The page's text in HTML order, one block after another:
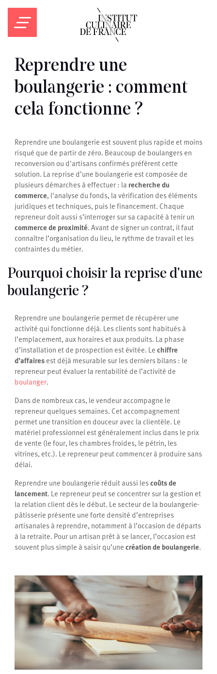
Reprendre une
boulangerie : comment
cela fonctionne ?
Reprendre une boulangerie est souvent plus rapide et moins
risqué que de partir de zéro. Beaucoup de boulangers en
reconversion ou d'artisans confirmés préfèrent cette
solution. La reprise d’une boulangerie est composée de
plusieurs démarches à effectuer : la recherche du
commerce, l'analyse du fonds, la vérification des éléments
juridiques et techniques, puis le financement. Chaque
repreneur doit aussi s’interroger sur sa capacité à tenir un
commerce de proximité. Avant de signer un contrat, il faut
connaître l’organisation du lieu, le rythme de travail et les
contraintes du métier.
Pourquoi choisir la reprise d'une
boulangerie ?
Reprendre une boulangerie permet de récupérer une
activité qui fonctionne déjà. Les clients sont habitués à
l’emplacement, aux horaires et aux produits. La phase
d’installation et de prospection est évitée. Lechiffre
d’affairesest déjà mesurable sur les derniers bilans : le
repreneur peut évaluer la rentabilité de l’activité de
boulanger.
Dans de nombreux cas, le vendeur accompagne le
repreneur quelques semaines. Cet accompagnement
permet une transition en douceur avec la clientèle. Le
matériel professionnel est généralement inclus dans le prix
de vente (le four, les chambres froides, le pétrin, les
vitrines, etc.). Le repreneur peut commencer à produire sans
délai.
Reprendre une boulangerie réduit aussi lescoûts de
lancement. Le repreneur peut se concentrer sur la gestion et
la relation client dès le début. Le secteur de la boulangerie-
pâtisserie présente une forte densité d’entreprises
artisanales à reprendre, notamment à l’occasion de départs
à la retraite. Pour un artisan prêt à se lancer, l’occasion est
souvent plus simple à saisir qu’unecréation de boulangerie.